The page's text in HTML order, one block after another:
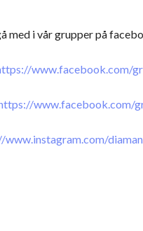
med i vår grupper på
www.facebook.com/
www.facebook.com/
www.instagram.com/